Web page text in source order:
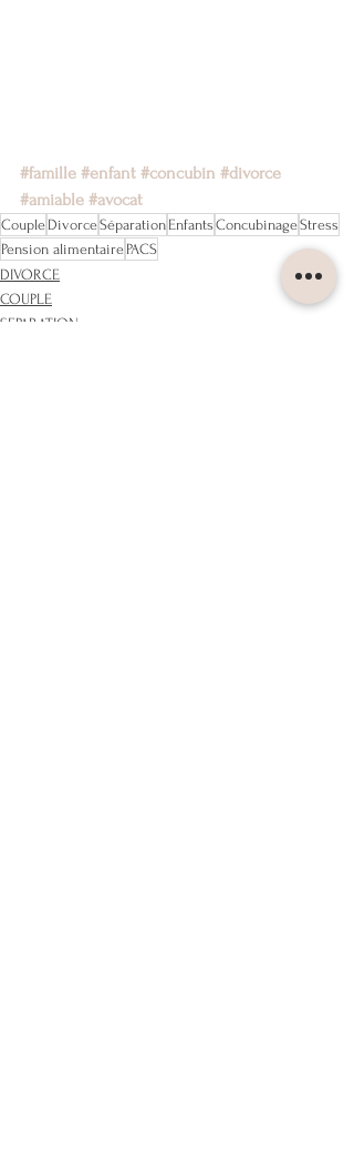
#famille #enfant #concubin #divorce
#amiable #avocat
Couple DivorceSéparation Enfants ConcubinageStress
Pension alimentaire PACS
DIVORCE
COUPLE
SEPARATION